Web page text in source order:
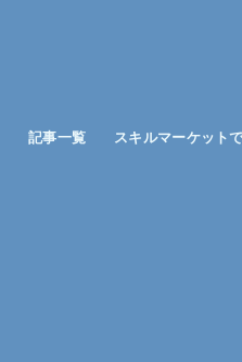
記事一覧 スキルマーケット